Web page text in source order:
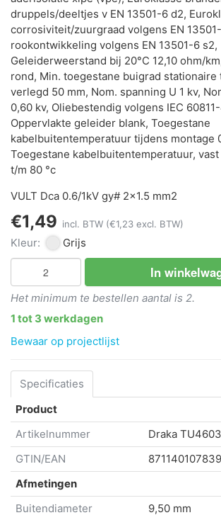
druppels/deeltjes v EN 13501-6 d2,
corrosiviteit/zuurgraad volgens EN
rookontwikkeling volgens EN 13501-6 s2,
Geleiderweerstand bij 20°C 12,10 ohm/
rond, Min. toegestane buigrad stationaire
verlegd 50 mm, Nom. spanning U 1 kv,
0,60 kv, Oliebestendig volgens IEC
Oppervlakte geleider blank, Toegestane
kabelbuitentemperatuur tijdens montage
Toegestane kabelbuitentemperatuur,
t/m 80 °c
VULT Dca 0.6/1kV gy# 2x1.5 mm2
€1,49 incl. BTW (€1,23 excl. BTW)
Kleur: Grijs
In
Het minimum te bestellen aantal is 2.
1 tot 3 werkdagen
Bewaar op projectlijst
Specificaties
Product
Artikelnummer
Draka
GTIN/EAN
Afmetingen
Buitendiameter
9,50 mm